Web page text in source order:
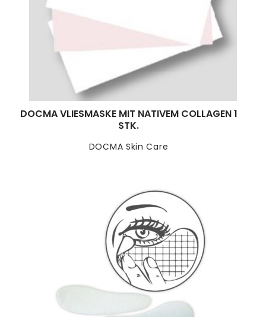
DOCMA Skin Care
DOCMA VLIESMASKE MIT NATIVEM COLLAGEN 1
STK.